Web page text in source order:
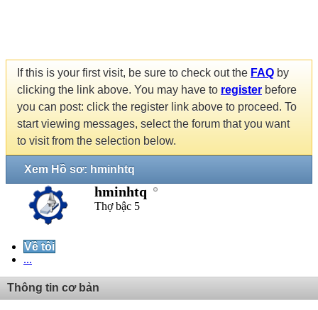
If this is your first visit, be sure to check out the FAQ by
clicking the link above. You may have to register before
you can post: click the register link above to proceed. To
start viewing messages, select the forum that you want
to visit from the selection below.
Xem Hồ sơ: hminhtq
hminhtq
Thợ bậc 5
Về tôi
...
Thông tin cơ bản